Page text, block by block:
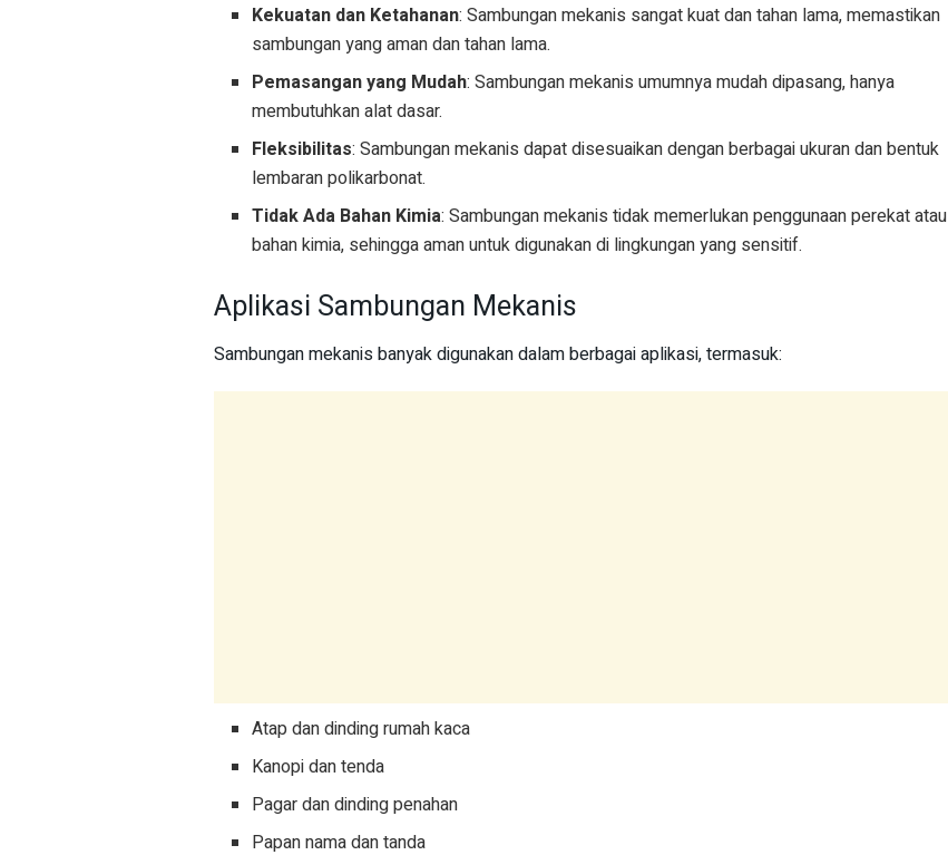
Kekuatan dan Ketahanan: Sambungan mekanis sangat kuat dan tahan lama, memastikan
sambungan yang aman dan tahan lama.
Pemasangan yang Mudah: Sambungan mekanis umumnya mudah dipasang, hanya
membutuhkan alat dasar.
Fleksibilitas: Sambungan mekanis dapat disesuaikan dengan berbagai ukuran dan bentuk
lembaran polikarbonat.
Tidak Ada Bahan Kimia: Sambungan mekanis tidak memerlukan penggunaan perekat atau
bahan kimia, sehingga aman untuk digunakan di lingkungan yang sensitif.
Aplikasi Sambungan Mekanis
Sambungan mekanis banyak digunakan dalam berbagai aplikasi, termasuk:
Atap dan dinding rumah kaca
Kanopi dan tenda
Pagar dan dinding penahan
Papan nama dan tanda